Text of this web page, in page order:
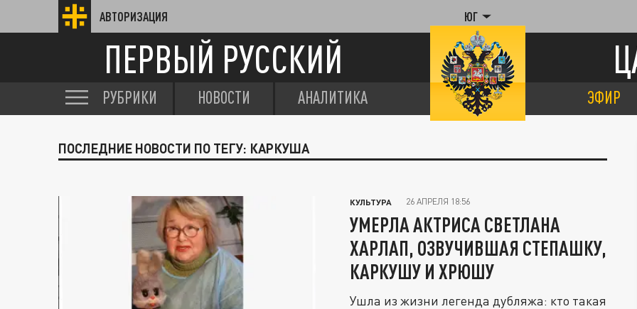
АВТОРИЗАЦИЯ ЮГ
ПЕРВЫЙ РУССКИЙ
РУБРИКИ НОВОСТИ АНАЛИТИКА ЭФИР
ПОСЛЕДНИЕ НОВОСТИ ПО ТЕГУ: КАРКУША
КУЛЬТУРА 26 АПРЕЛЯ 18:56
УМЕРЛА АКТРИСА СВЕТЛАНА
ХАРЛАП, ОЗВУЧИВШАЯ СТЕПАШКУ,
КАРКУШУ И ХРЮШУ
Ушла из жизни легенда дубляжа: кто такая